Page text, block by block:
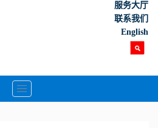
服务大厅
联系我们
English
Toggle
navigation